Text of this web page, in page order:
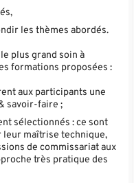
les thèmes abordés.
plus grand soin à
formations proposées :
aux participants une
savoir-faire ;
sélectionnés : ce sont
leur maîtrise technique,
de commissariat aux
très pratique des